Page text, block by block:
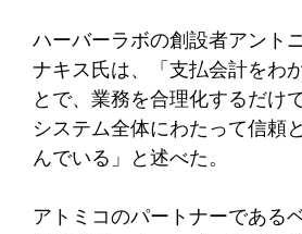
ハーバーラボの創設者アント
ナキス氏は、「支払会計をわ
とで、業務を合理化するだけ
システム全体にわたって信頼
んでいる」と述べた。
アトミコのパートナーである